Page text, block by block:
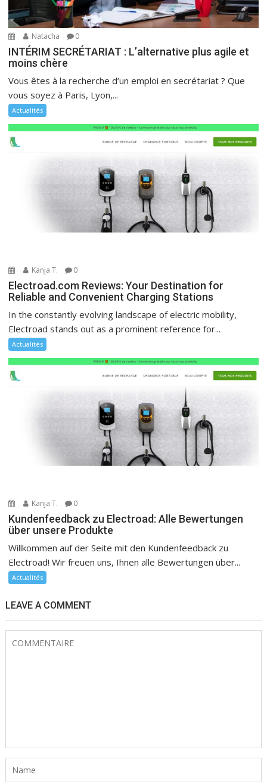
Natacha 0
INTÉRIM SECRÉTARIAT : L’alternative plus agile et
moins chère
Vous êtes à la recherche d’un emploi en secrétariat ? Que
vous soyez à Paris, Lyon,...
Actualités
Kanja T. 0
Electroad.com Reviews: Your Destination for
Reliable and Convenient Charging Stations
In the constantly evolving landscape of electric mobility,
Electroad stands out as a prominent reference for...
Actualités
Kanja T. 0
Kundenfeedback zu Electroad: Alle Bewertungen
über unsere Produkte
Willkommen auf der Seite mit den Kundenfeedback zu
Electroad! Wir freuen uns, Ihnen alle Bewertungen über...
Actualités
LEAVE A COMMENT